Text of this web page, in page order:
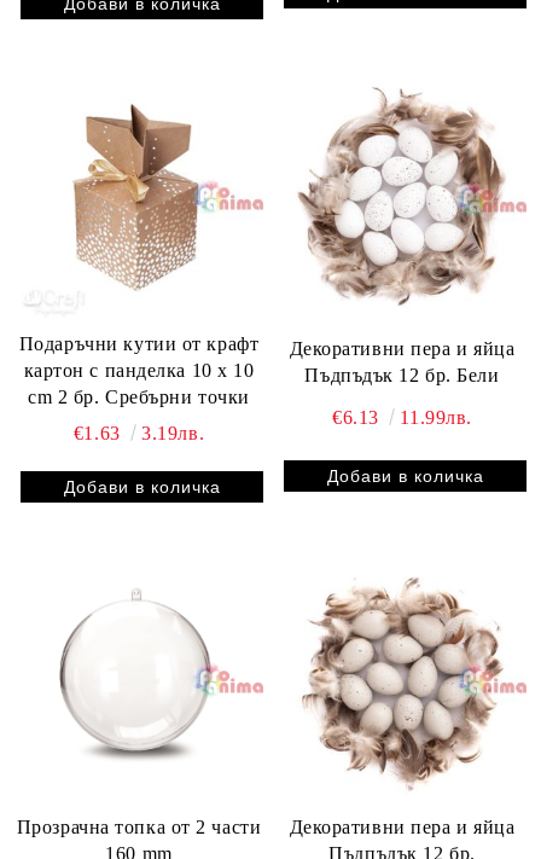
Подаръчни кутии от крафт
картон с панделка 10 x 10
cm 2 бр. Сребърни точки
€1.63
3.19лв.
Декоративни пера и яйца
Пъдпъдък 12 бр. Бели
€6.13 11.99лв.
Прозрачна топка от 2 части
160 mm
Декоративни пера и яйца
Пъдпъдък 12 бр.